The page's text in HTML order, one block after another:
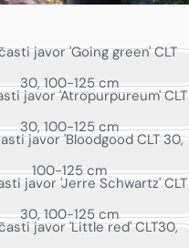
javor 'Going green' CLT
30, 100-125 cm
javor 'Atropurpureum' CLT
30, 100-125 cm
javor 'Bloodgood CLT 30,
100-125 cm
javor 'Jerre Schwartz' CLT
30, 100-125 cm
javor 'Little red' CLT30,